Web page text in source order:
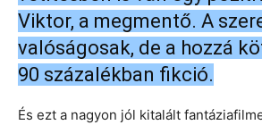
Viktor, a megmentő. A
valóságosak, de a hozzá
90 százalékban fikció.
És ezt a nagyon jól kitalált